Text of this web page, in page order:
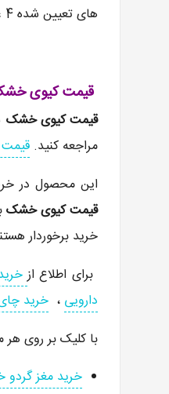
های تعیین شده 4 عدد کیوی خشک را مصرف کنید.
قیمت کیوی خشک
قیمت کیوی خشک
مراجعه کنید.
این محصول در
قیمت کیوی خشک
خرید برخوردار
برای اطلاع از
دارویی ، خرید
با کلیک بر روی هر
خرید مغز گردو